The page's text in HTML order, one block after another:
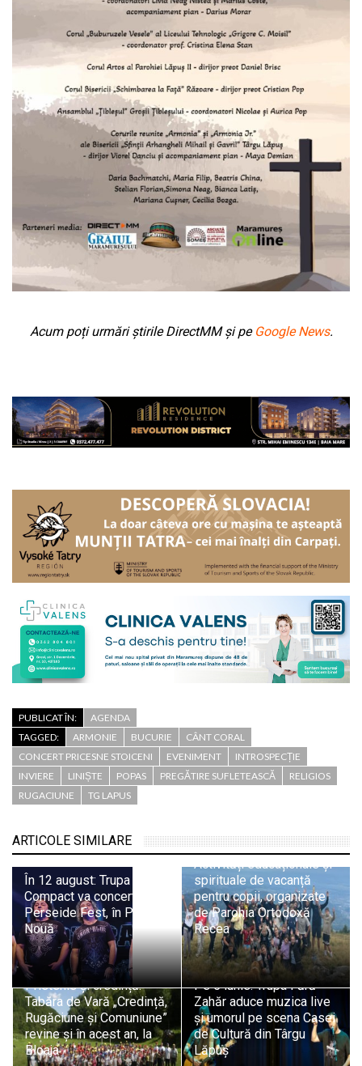
Acum poți urmări știrile DirectMM și pe Google News.
PUBLICAT ÎN:
AGENDA
TAGGED:
ARMONIE BUCURIE
CÂNT CORAL
CONCERT PRICESNE STOICENI
EVENIMENT
INTROSPECȚIE
INVIERE
LINIȘTE POPAS PREGĂTIRE SUFLETEASCĂ
RELIGIOS
RUGACIUNE
TG LAPUS
ARTICOLE SIMILARE
În 12 august: Trupa
Compact va concerta la
Perseide Fest, în Preluca
Nouă
Activități educaționale și
spirituale de vacanță
pentru copii, organizate
de Parohia Ortodoxă
Recea
Prietenie și credință:
Tabăra de Vară „Credință,
Rugăciune și Comuniune”
revine și în acest an, la
Bloaja
Pe 5 iunie: Trupa Fără
Zahăr aduce muzica live
și umorul pe scena Casei
de Cultură din Târgu
Lăpuș